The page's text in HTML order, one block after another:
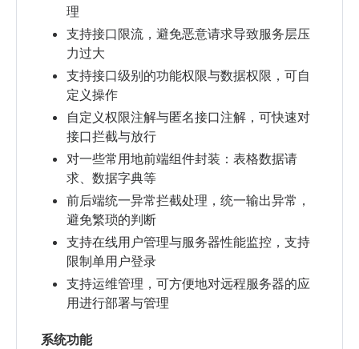
理
支持接口限流，避免恶意请求导致服务层压
力过大
支持接口级别的功能权限与数据权限，可自
定义操作
自定义权限注解与匿名接口注解，可快速对
接口拦截与放行
对一些常用地前端组件封装：表格数据请
求、数据字典等
前后端统一异常拦截处理，统一输出异常，
避免繁琐的判断
支持在线用户管理与服务器性能监控，支持
限制单用户登录
支持运维管理，可方便地对远程服务器的应
用进行部署与管理
系统功能